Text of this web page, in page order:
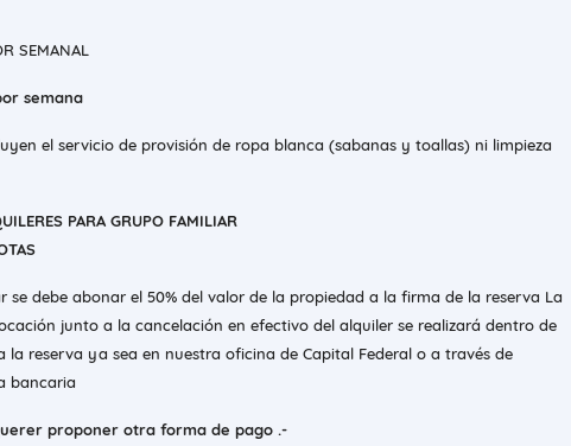
SEMANAL
semana
el servicio de provisión de ropa blanca (sabanas y toallas) ni limpieza
PARA GRUPO FAMILIAR
se debe abonar el 50% del valor de la propiedad a la firma de la reserva La
junto a la cancelación en efectivo del alquiler se realizará dentro de
la reserva ya sea en nuestra oficina de Capital Federal o a través de
bancaria
proponer otra forma de pago .-